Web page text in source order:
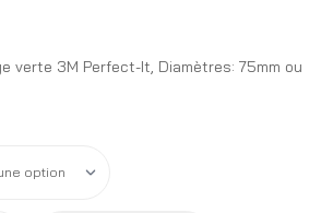
verte 3M Perfect-It, Diamètres: 75mm ou